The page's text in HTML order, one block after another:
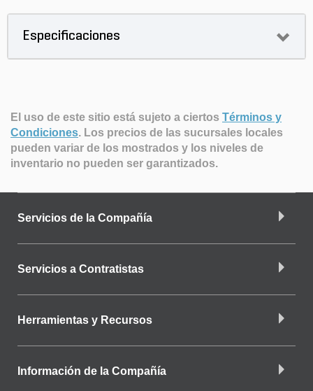
Especificaciones
El uso de este sitio está sujeto a ciertos Términos y
Condiciones. Los precios de las sucursales locales
pueden variar de los mostrados y los niveles de
inventario no pueden ser garantizados.
Servicios de la Compañía
Servicios a Contratistas
Herramientas y Recursos
Información de la Compañía